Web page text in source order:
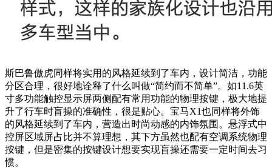
斯巴鲁傲虎同样将实用的风格延续到了车内，设计简洁，功能
分区合理，很好地诠释了什么叫做“简约而不简单”。如11.6英
寸多功能触控显示屏两侧配有常用功能的物理按键，极大地提
升了行车时盲操的准确性，很是贴心。宝马X1也同样将外饰
的风格延续到了车内，营造出时尚动感的内饰氛围。悬浮式中
控屏区域屏占比并不算理想，其下方虽然也配有空调系统物理
按键，但是密集的按键设计想要实现盲操还需要一定时间去习
惯。